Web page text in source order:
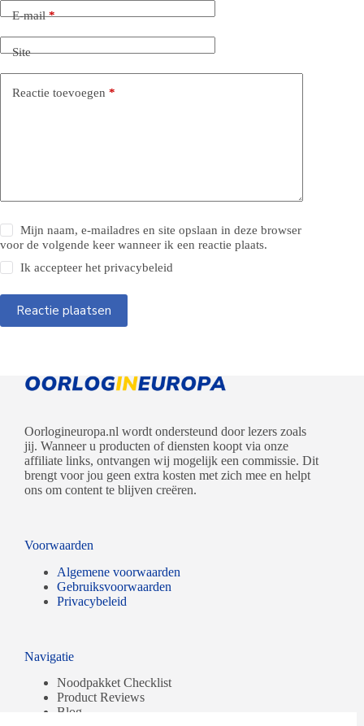
E-mail*
Site
Reactie toevoegen *
Mijn naam, e-mailadres en site opslaan in deze browser
voor de volgende keer wanneer ik een reactie plaats.
Ik accepteer hetprivacybeleid
Reactie plaatsen
Oorlogineuropa.nl wordt ondersteund door lezers zoals
jij. Wanneer u producten of diensten koopt via onze
affiliate links, ontvangen wij mogelijk een commissie. Dit
brengt voor jou geen extra kosten met zich mee en helpt
ons om content te blijven creëren.
Voorwaarden
Algemene voorwaarden
Gebruiksvoorwaarden
Privacybeleid
Navigatie
Noodpakket Checklist
Product Reviews
Blog